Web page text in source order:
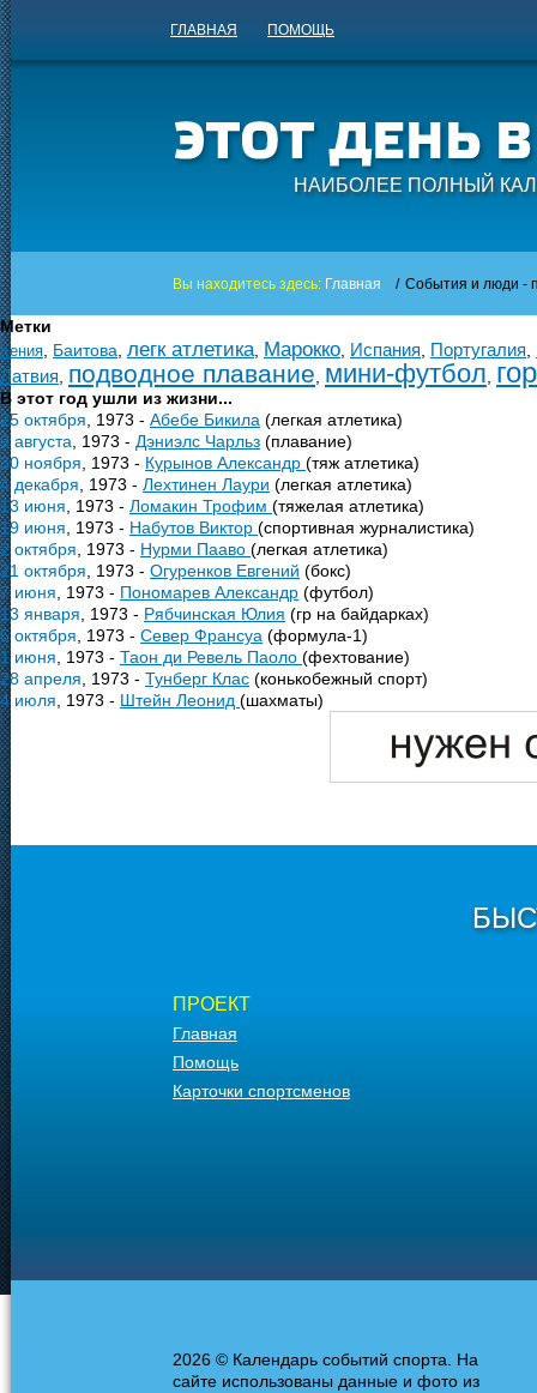
ГЛАВНАЯ ПОМОЩЬ
НАИБОЛЕЕ ПОЛНЫЙ
Вы находитесь здесь: Главная / События и люди -
Метки
Кения Баитова легк атлетика Марокко Испания Португалия
Латвия подводное плавание мини-футбол
В этот год ушли из жизни...
25 октября , 1973 - Абебе Бикила (легкая атлетика)
9 августа , 1973 - Дэниэлс Чарльз (плавание)
30 ноября , 1973 - Курынов Александр (тяж атлетика)
4 декабря , 1973 - Лехтинен Лаури (легкая атлетика)
13 июня , 1973 - Ломакин Трофим (тяжелая атлетика)
19 июня , 1973 - Набутов Виктор (спортивная журналистика)
2 октября , 1973 - Нурми Пааво (легкая атлетика)
21 октября , 1973 - Огуренков Евгений (бокс)
7 июня , 1973 - Пономарев Александр (футбол)
13 января , 1973 - Рябчинская Юлия (гр на байдарках)
6 октября , 1973 - Север Франсуа (формула-1)
1 июня , 1973 - Таон ди Ревель Паоло (фехтование)
28 апреля , 1973 - Тунберг Клас (конькобежный спорт)
4 июля , 1973 - Штейн Леонид (шахматы)
ПРОЕКТ
Главная
Помощь
Карточки спортсменов
2026 © Календарь событий спорта. На
сайте использованы данные и фото из